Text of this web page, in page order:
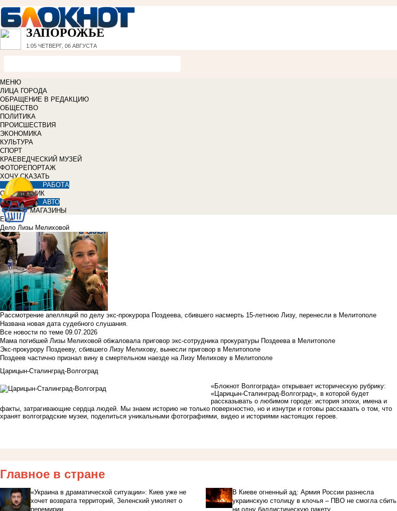
ЗАПОРОЖЬЕ
1:05 ЧЕТВЕРГ, 06 АВГУСТА
МЕНЮ
ЛИЦА ГОРОДА
ОБРАЩЕНИЕ В РЕДАКЦИЮ
ОБЩЕСТВО
ПОЛИТИКА
ПРОИСШЕСТВИЯ
ЭКОНОМИКА
КУЛЬТУРА
СПОРТ
КРАЕВЕДЧЕСКИЙ МУЗЕЙ
ФОТОРЕПОРТАЖ
ХОЧУ СКАЗАТЬ
РАБОТА
СПРАВОЧНИК
АВТО
МАГАЗИНЫ
Еще
Дело Лизы Мелиховой
Рассмотрение апелляций по делу экс-прокурора Поздеева, сбившего насмерть 15-летнюю Лизу, перенесли в Мелитополе
Названа новая дата судебного слушания.
Все новости по теме 09.07.2026
Мама погибшей Лизы Мелиховой обжаловала приговор экс-сотрудника прокуратуры Поздеева в Мелитополе
Экс-прокурору Поздееву, сбившего Лизу Мелихову, вынесли приговор в Мелитополе
Поздеев частично признал вину в смертельном наезде на Лизу Мелихову в Мелитополе
Царицын-Сталинград-Волгоград
«Блокнот Волгограда» открывает историческую рубрику:
«Царицын-Сталинград-Волгоград», в которой будет
рассказывать о любимом городе: история эпохи, имена и
факты, затрагивающие сердца людей. Мы знаем историю не только поверхностно, но и изнутри и готовы рассказать о том, что
хранят волгоградские музеи, поделиться уникальными фотографиями, видео и историями настоящих героев.
Главное в стране
«Украина в драматической ситуации»: Киев уже не
хочет возврата территорий, Зеленский умоляет о
перемирии
В Киеве огненный ад: Армия России разнесла
украинскую столицу в клочья – ПВО не смогла сбить
ни одну баллистическую ракету